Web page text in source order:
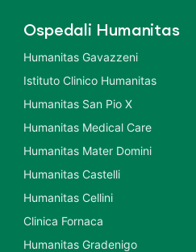
Ospedali Humanitas
Humanitas Gavazzeni
Istituto Clinico Humanitas
Humanitas San Pio X
Humanitas Medical Care
Humanitas Mater Domini
Humanitas Castelli
Humanitas Cellini
Clinica Fornaca
Humanitas Gradenigo